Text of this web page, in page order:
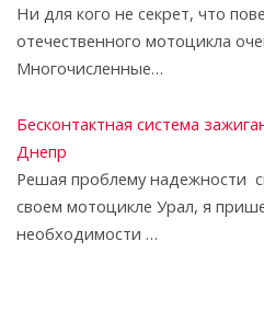
Ни для кого не секрет, что
отечественного мотоцикла
Многочисленные…
Бесконтактная система
Днепр
Решая проблему надежности
своем мотоцикле Урал, я
необходимости …